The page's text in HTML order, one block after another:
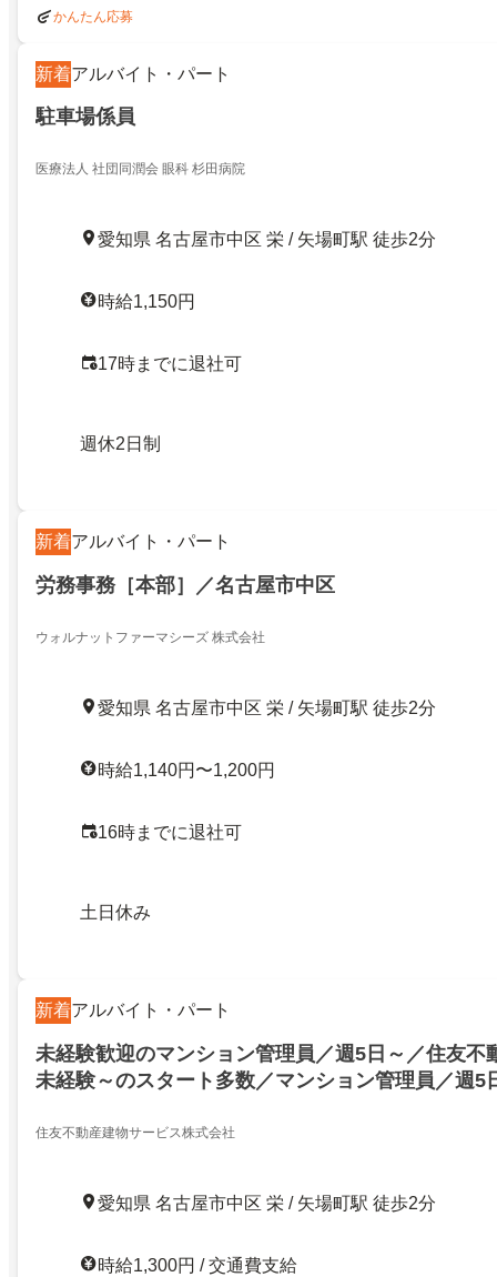
かんたん応募
新着アルバイト・パート
駐車場係員
医療法人 社団同潤会 眼科 杉田病院
愛知県 名古屋市中区 栄 / 矢場町駅 徒歩2分
時給1,150円
17時までに退社可
週休2日制
新着アルバイト・パート
労務事務［本部］／名古屋市中区
ウォルナットファーマシーズ 株式会社
愛知県 名古屋市中区 栄 / 矢場町駅 徒歩2分
時給1,140円〜1,200円
16時までに退社可
土日休み
新着アルバイト・パート
未経験歓迎のマンション管理員／週5日～／住友不
未経験～のスタート多数／マンション管理員／週5
住友不動産建物サービス株式会社
愛知県 名古屋市中区 栄 / 矢場町駅 徒歩2分
時給1,300円 / 交通費支給